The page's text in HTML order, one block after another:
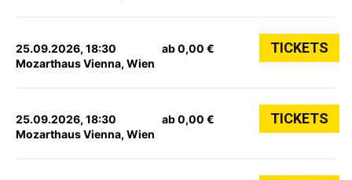
25.09.2026, 18:30
Mozarthaus Vienna, Wien
ab 0,00 € TICKETS
25.09.2026, 18:30
Mozarthaus Vienna, Wien
ab 0,00 € TICKETS